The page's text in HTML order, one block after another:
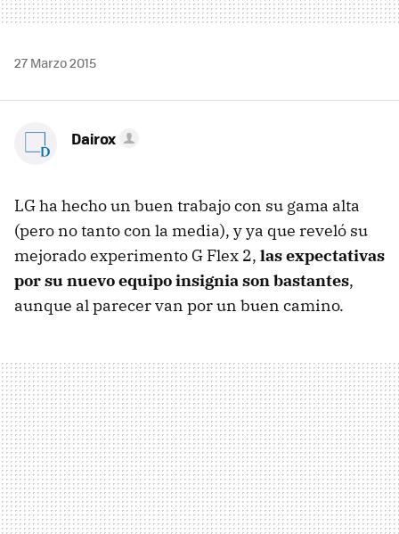
27 Marzo 2015
Dairox
LG ha hecho un buen trabajo con su gama alta
(pero no tanto con la media), y ya que reveló su
mejorado experimento G Flex 2, las expectativas
por su nuevo equipo insignia son bastantes,
aunque al parecer van por un buen camino.